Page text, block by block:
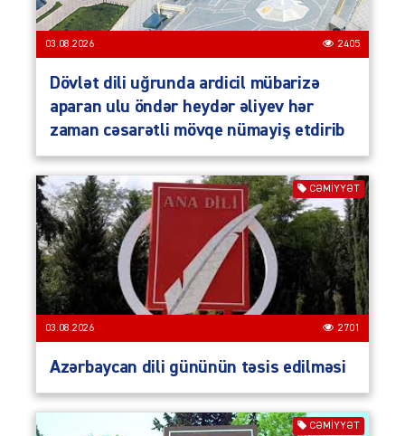
03.08.2026 2405
Dövlət dili uğrunda ardicil mübarizə
aparan ulu öndər heydər əliyev hər
zaman cəsarətli mövqe nümayiş etdirib
CƏMIYYƏT
03.08.2026 2701
Azərbaycan dili gününün təsis edilməsi
CƏMIYYƏT